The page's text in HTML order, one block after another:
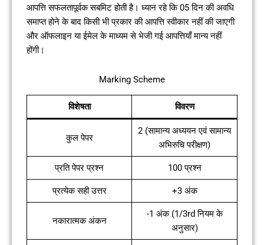
आपत्ति सफलतापूर्वक सबमिट होती है। ध्यान रहे कि 05 दिन की अवधि
समाप्त होने के बाद किसी भी प्रकार की आपत्ति स्वीकार नहीं की जाएगी
और ऑफलाइन या ईमेल के माध्यम से भेजी गई आपत्तियाँ मान्य नहीं
होंगी।
Marking Scheme
विशेषता विवरण
कुल पेपर
2 (सामान्य अध्ययन एवं सामान्य
अभिरुचि परीक्षण)
प्रति पेपर प्रश्न 100 प्रश्न
प्रत्येक सही उत्तर +3 अंक
नकारात्मक अंकन
-1 अंक (1/3rd नियम के
अनुसार)